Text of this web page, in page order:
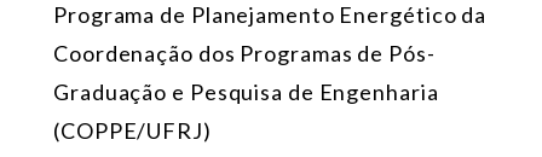
Programa de Planejamento Energético da
Coordenação dos Programas de Pós-
Graduação e Pesquisa de Engenharia
(COPPE/UFRJ)